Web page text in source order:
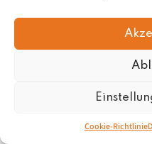
Cookie-Richtlinie